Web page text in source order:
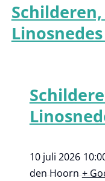
10 juli 2026
den Hoorn +